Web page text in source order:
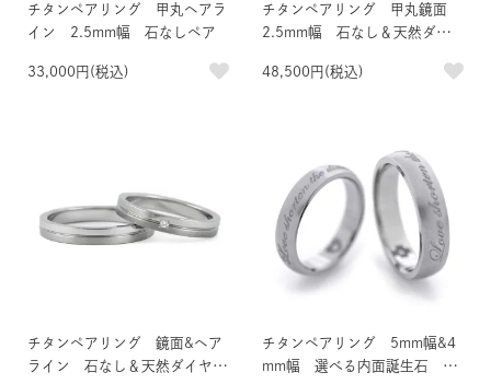
チタンペアリング 甲丸ヘアラ
イン 2.5mm幅 石なしペア
33,000円(税込)
チタンペアリング 甲丸鏡面
2.5mm幅 石なし＆天然ダイ
48,500円(税込)
チタンペアリング 鏡面&ヘア
ライン 石なし＆天然ダイヤモ
チタンペアリング 5mm幅&4
mm幅 選べる内面誕生石 ポ